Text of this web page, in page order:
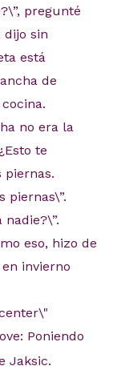
pregunté
dijo sin
está
de
no era la
te
piernas.
piernas\”.
eso, hizo de
invierno
Poniendo
Jaksic.